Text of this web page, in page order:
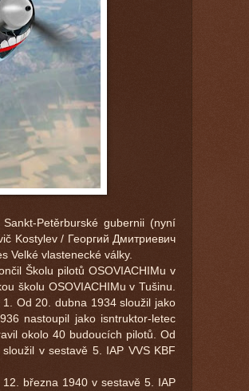
Petěrburské gubernii (nyní
Kostylev / Георгий Дмитриевич
Velké vlastenecké války.
Školu pilotů OSOVIACHIMu v
školu OSOVIACHIMu v Tušinu.
Od 20. dubna 1934 sloužil jako
nastoupil jako isntruktor-letec
okolo 40 budoucích pilotů. Od
v sestavě 5. IAP VVS KBF
března 1940 v sestavě 5. IAP